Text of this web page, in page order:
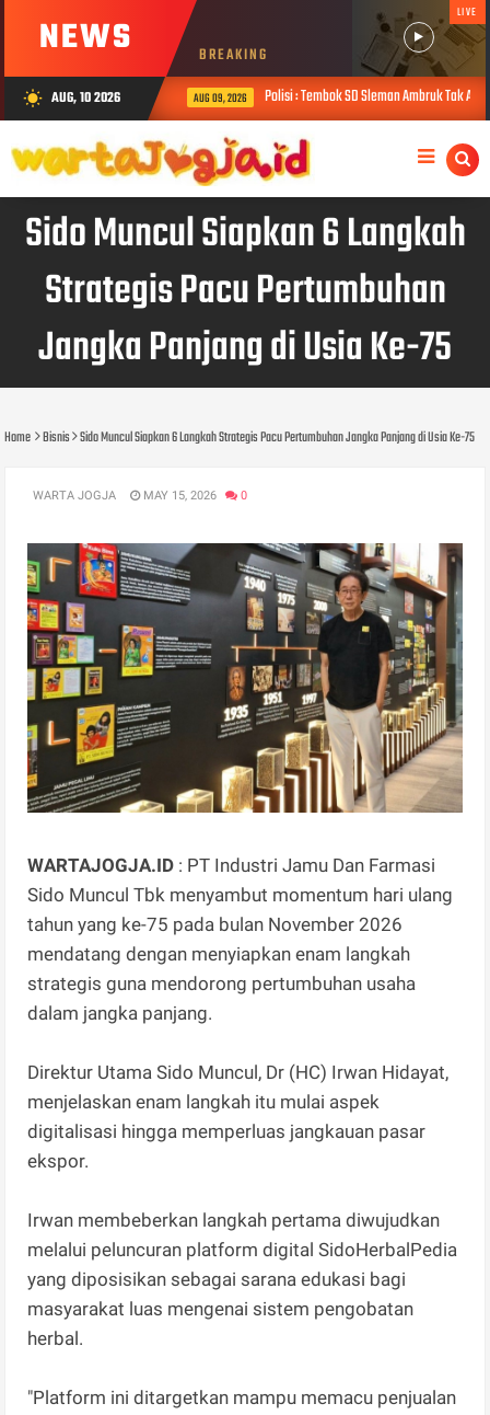
NEWS BREAKING
LIVE
wb_sunny AUG, 10 2026 AUG 09, 2026 Polisi : Tembok SD Sleman Ambruk Tak Ada
Sido Muncul Siapkan 6 Langkah
Strategis Pacu Pertumbuhan
Jangka Panjang di Usia Ke-75
Home Bisnis Sido Muncul Siapkan 6 Langkah Strategis Pacu Pertumbuhan Jangka Panjang di Usia Ke-75
WARTA JOGJA MAY 15, 2026 0
WARTAJOGJA.ID : PT Industri Jamu Dan Farmasi
Sido Muncul Tbk menyambut momentum hari ulang
tahun yang ke-75 pada bulan November 2026
mendatang dengan menyiapkan enam langkah
strategis guna mendorong pertumbuhan usaha
dalam jangka panjang.
Direktur Utama Sido Muncul, Dr (HC) Irwan Hidayat,
menjelaskan enam langkah itu mulai aspek
digitalisasi hingga memperluas jangkauan pasar
ekspor.
Irwan membeberkan langkah pertama diwujudkan
melalui peluncuran platform digital SidoHerbalPedia
yang diposisikan sebagai sarana edukasi bagi
masyarakat luas mengenai sistem pengobatan
herbal.
"Platform ini ditargetkan mampu memacu penjualan